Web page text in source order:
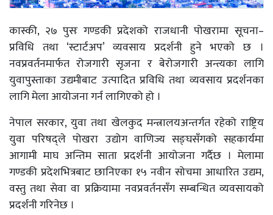
कास्की, २७ पुसः गण्डकी प्रदेशको राजधानी पोखरामा सूचना–
प्रविधि तथा ‘स्टार्टअप’ व्यवसाय प्रदर्शनी हुने भएको छ ।
नवप्रवर्तनमार्फत रोजगारी सृजना र बेरोजगारी अन्त्यका लागि
युवापुस्ताका उद्यमीबाट उत्पादित प्रविधि तथा व्यवसाय प्रदर्शनका
लागि मेला आयोजना गर्न लागिएको हो ।
नेपाल सरकार, युवा तथा खेलकुद मन्त्रालयअन्तर्गत रहेको राष्ट्रिय
युवा परिषद्ले पोखरा उद्योग वाणिज्य सङ्घसँगको सहकार्यमा
आगामी माघ अन्तिम साता प्रदर्शनी आयोजना गर्दैछ । मेलामा
गण्डकी प्रदेशभित्रबाट छानिएका १५ नवीन सोचमा आधारित उद्यम,
वस्तु तथा सेवा वा प्रक्रियामा नवप्रवर्तनसँग सम्बन्धित व्यवसायको
प्रदर्शनी गरिनेछ ।